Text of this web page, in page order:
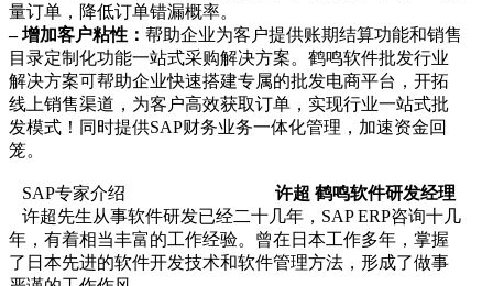
量订单，降低订单错漏概率。
– 增加客户粘性： 帮助企业为客户提供账期结算功能和销售
目录定制化功能一站式采购解决方案。鹤鸣软件批发行业
解决方案可帮助企业快速搭建专属的批发电商平台，开拓
线上销售渠道，为客户高效获取订单，实现行业一站式批
发模式！同时提供SAP财务业务一体化管理，加速资金回
笼。
SAP专家介绍 许超 鹤鸣软件研发经理
许超先生从事软件研发已经二十几年，SAP ERP咨询十几
年，有着相当丰富的工作经验。曾在日本工作多年，掌握
了日本先进的软件开发技术和软件管理方法，形成了做事